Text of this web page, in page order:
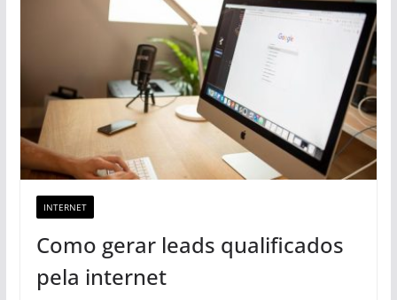
INTERNET
Como gerar leads qualificados
pela internet